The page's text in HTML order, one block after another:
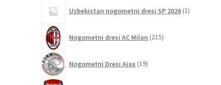
Uzbekistan nogometni dresi SP 2026 1izdelek
Nogometni dresi AC Milan 215izdelkov
Nogometni Dresi Ajax 19izdelkov